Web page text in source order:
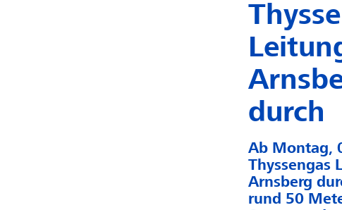
durch
Ab Montag,
Thyssengas
Arnsberg
rund 50